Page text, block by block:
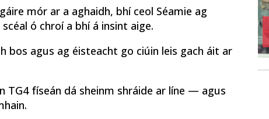
mór ar a aghaidh, bhí ceol Séamie ag
ó chroí a bhí á insint aige.
bos agus ag éisteacht go ciúin leis gach áit ar
TG4 físeán dá sheinm shráide ar líne — agus